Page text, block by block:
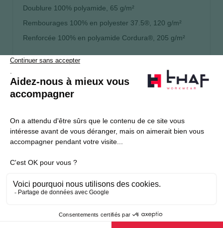
Doublure 100% polyamide, 65 g/m²
Rembourages 100% en polyester 37.5®, 120 g/m²
Renforcée 100% en polyamide Cordura®, 205 g/m²
Je souhaite m'inscrire à la newsletter Thaf Workwear
Produits THAF